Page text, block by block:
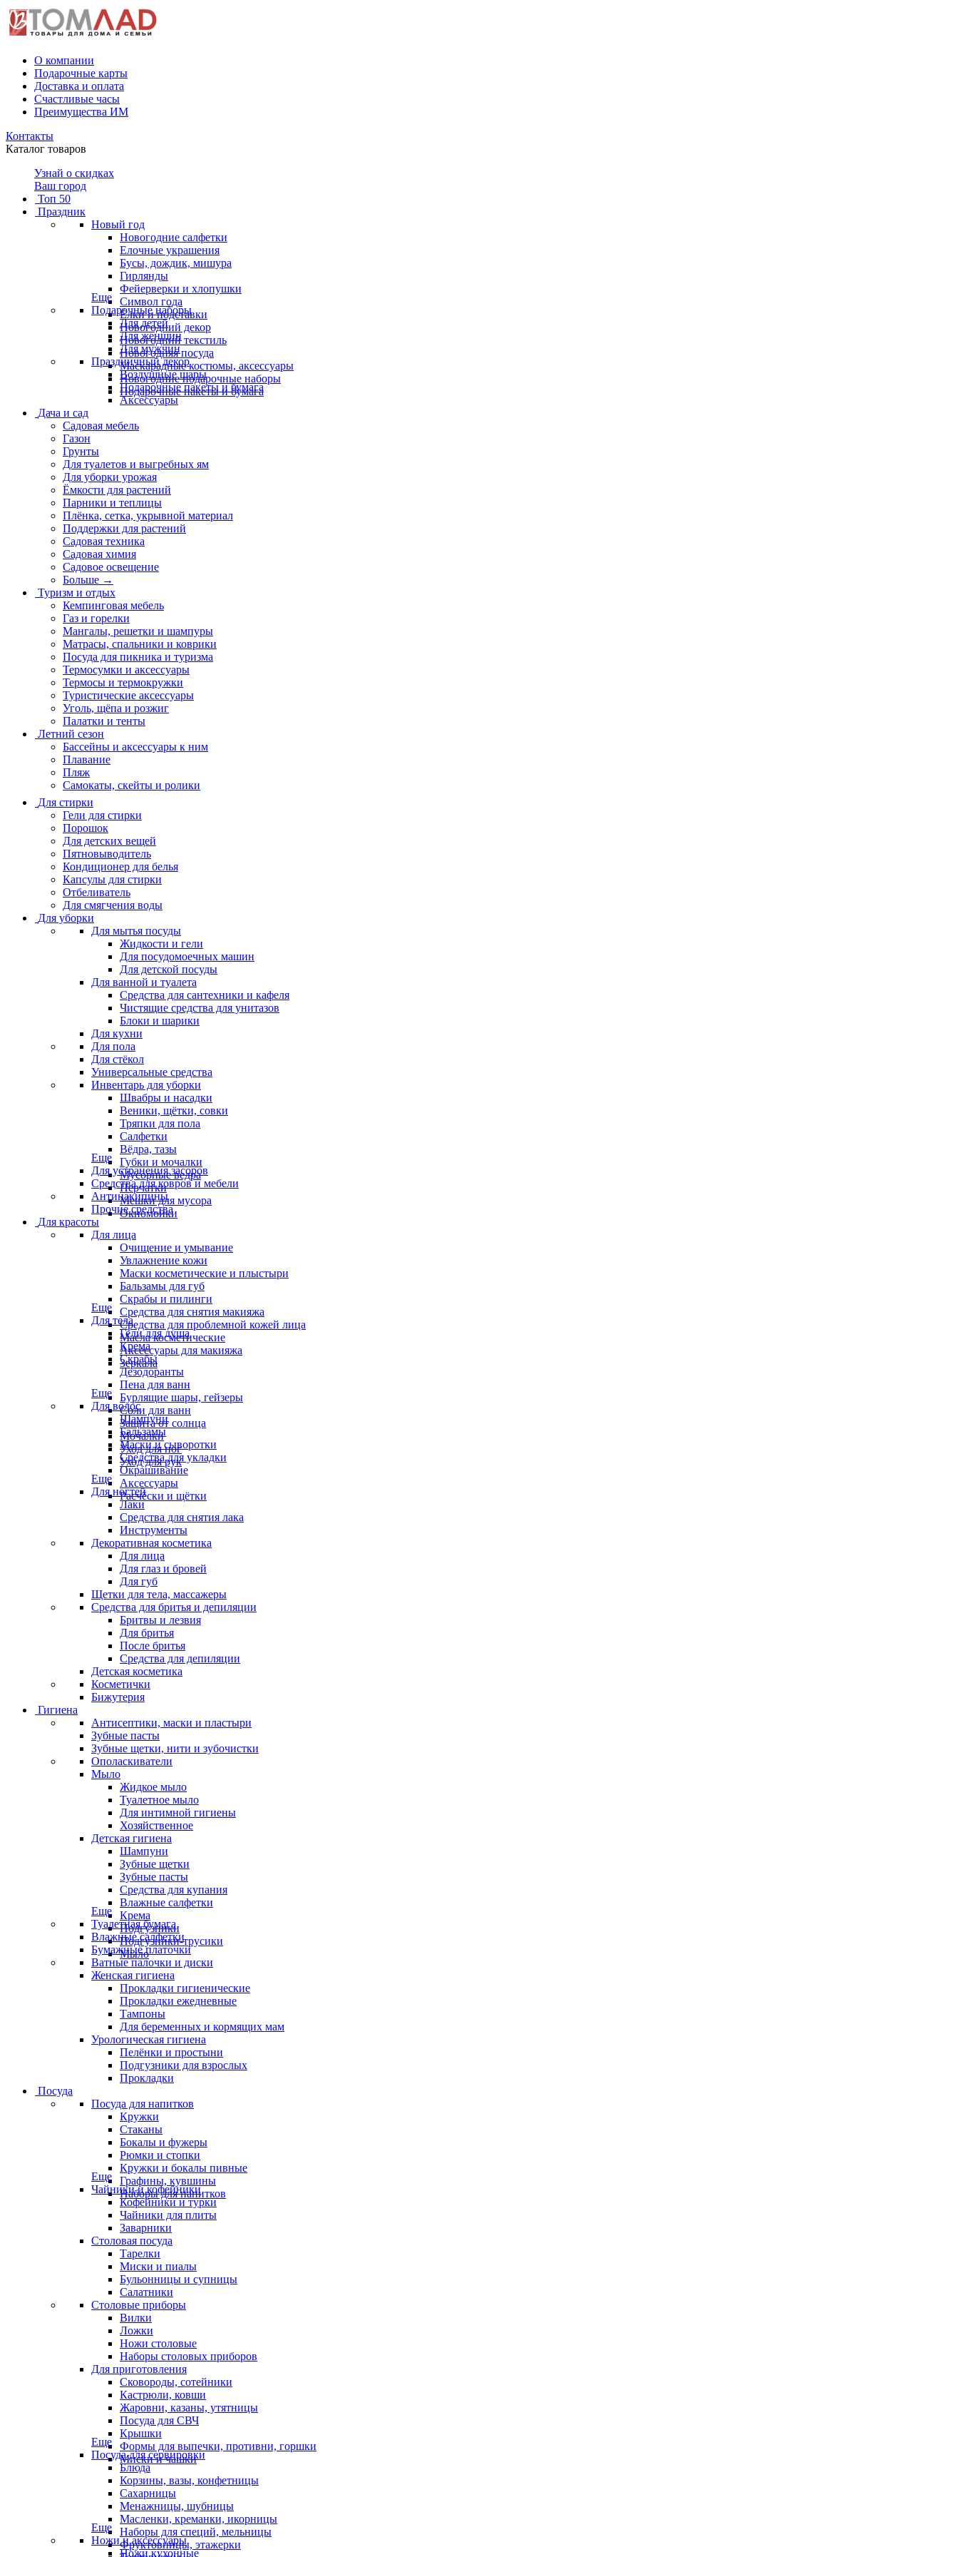
О компании
Подарочные карты
Доставка и оплата
Счастливые часы
Преимущества ИМ
Контакты
Каталог товаров
Узнай о скидках
Ваш город
Топ 50
Праздник
Новый год
Новогодние салфетки
Елочные украшения
Бусы, дождик, мишура
Гирлянды
Фейерверки и хлопушки
Символ года
Ёлки и подставки
Новогодний декор
Новогодний текстиль
Новогодняя посуда
Маскарадные костюмы, аксессуары
Новогодние подарочные наборы
Подарочные пакеты и бумага
Еще
Подарочные наборы
Для детей
Для женщин
Для мужчин
Праздничный декор
Воздушные шары
Подарочные пакеты и бумага
Аксессуары
Дача и сад
Садовая мебель
Газон
Грунты
Для туалетов и выгребных ям
Для уборки урожая
Ёмкости для растений
Парники и теплицы
Плёнка, сетка, укрывной материал
Поддержки для растений
Садовая техника
Садовая химия
Садовое освещение
Больше →
Туризм и отдых
Кемпинговая мебель
Газ и горелки
Мангалы, решетки и шампуры
Матрасы, cпальники и коврики
Посуда для пикника и туризма
Термосумки и аксессуары
Термосы и термокружки
Туристические аксессуары
Уголь, щёпа и розжиг
Палатки и тенты
Летний сезон
Бассейны и аксессуары к ним
Плавание
Пляж
Самокаты, скейты и ролики
Для стирки
Гели для стирки
Порошок
Для детских вещей
Пятновыводитель
Кондиционер для белья
Капсулы для стирки
Отбеливатель
Для смягчения воды
Для уборки
Для мытья посуды
Жидкости и гели
Для посудомоечных машин
Для детской посуды
Для ванной и туалета
Средства для сантехники и кафеля
Чистящие средства для унитазов
Блоки и шарики
Для кухни
Для пола
Для стёкол
Универсальные средства
Инвентарь для уборки
Швабры и насадки
Веники, щётки, совки
Тряпки для пола
Салфетки
Вёдра, тазы
Губки и мочалки
Мусорные ведра
Перчатки
Мешки для мусора
Окномойки
Еще
Для устранения засоров
Средства для ковров и мебели
Антинакипины
Прочие средства
Для красоты
Для лица
Очищение и умывание
Увлажнение кожи
Маски косметические и плыстыри
Бальзамы для губ
Скрабы и пилинги
Средства для снятия макияжа
Средства для проблемной кожей лица
Масла косметические
Аксессуары для макияжа
Зеркала
Еще
Для тела
Гели для душа
Крема
Скрабы
Дезодоранты
Пена для ванн
Бурлящие шары, гейзеры
Соли для ванн
Защита от солнца
Мочалки
Уход для ног
Уход для рук
Еще
Для волос
Шампуни
Бальзамы
Маски и сыворотки
Средства для укладки
Окрашивание
Аксессуары
Расчёски и щётки
Еще
Для ногтей
Лаки
Средства для снятия лака
Инструменты
Декоративная косметика
Для лица
Для глаз и бровей
Для губ
Щетки для тела, массажеры
Средства для бритья и депиляции
Бритвы и лезвия
Для бритья
После бритья
Средства для депиляции
Детская косметика
Косметички
Бижутерия
Гигиена
Антисептики, маски и пластыри
Зубные пасты
Зубные щетки, нити и зубочистки
Ополаскиватели
Мыло
Жидкое мыло
Туалетное мыло
Для интимной гигиены
Хозяйственное
Детская гигиена
Шампуни
Зубные щетки
Зубные пасты
Средства для купания
Влажные салфетки
Крема
Подгузники
Подгузники-трусики
Мыло
Еще
Туалетная бумага
Влажные салфетки
Бумажные платочки
Ватные палочки и диски
Женская гигиена
Прокладки гигиенические
Прокладки ежедневные
Тампоны
Для беременных и кормящих мам
Урологическая гигиена
Пелёнки и простыни
Подгузники для взрослых
Прокладки
Посуда
Посуда для напитков
Кружки
Стаканы
Бокалы и фужеры
Рюмки и стопки
Кружки и бокалы пивные
Графины, кувшины
Наборы для напитков
Еще
Чайники и кофейники
Кофейники и турки
Чайники для плиты
Заварники
Столовая посуда
Тарелки
Миски и пиалы
Бульонницы и супницы
Салатники
Столовые приборы
Вилки
Ложки
Ножи столовые
Наборы столовых приборов
Для приготовления
Сковороды, сотейники
Кастрюли, ковши
Жаровни, казаны, утятницы
Посуда для СВЧ
Крышки
Формы для выпечки, противни, горшки
Миски и чашки
Еще
Посуда для сервировки
Блюда
Корзины, вазы, конфетницы
Сахарницы
Менажницы, шубницы
Масленки, креманки, икорницы
Наборы для специй, мельницы
Фруктовницы, этажерки
Еще
Ножи и аксессуары
Ножи кухонные